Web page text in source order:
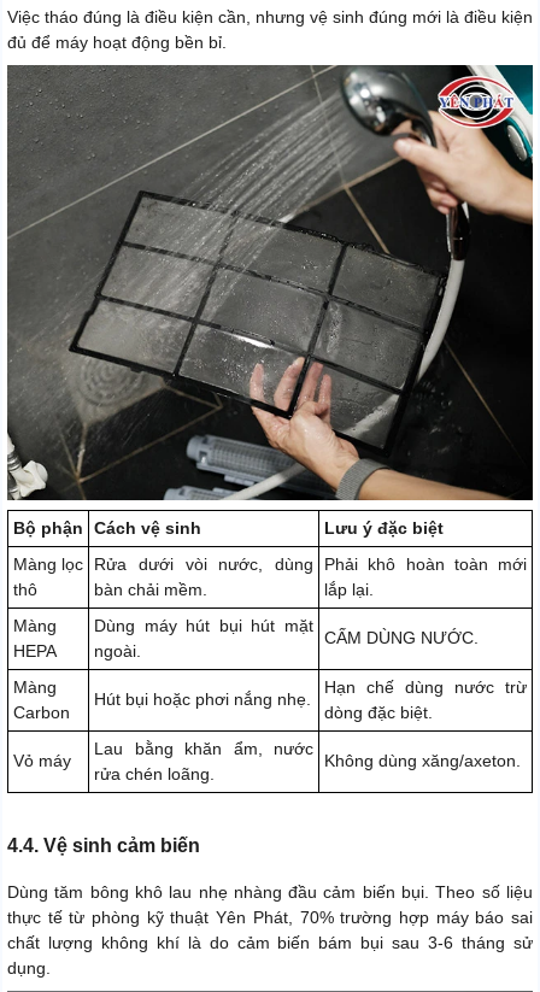
Việc tháo đúng là điều kiện cần, nhưng vệ sinh đúng mới là điều kiện
đủ để máy hoạt động bền bỉ.
Bộ phận Cách vệ sinh
Lưu ý đặc biệt
Màng lọc
thô
Rửa dưới vòi nước, dùng
bàn chải mềm.
Phải khô hoàn toàn mới
lắp lại.
Màng
HEPA
Dùng máy hút bụi hút mặt
ngoài.
CẤM DÙNG NƯỚC.
Màng
Carbon
Hút bụi hoặc phơi nắng nhẹ.
Hạn chế dùng nước trừ
dòng đặc biệt.
Vỏ máy
Lau bằng khăn ẩm, nước
rửa chén loãng.
Không dùng xăng/axeton.
4.4. Vệ sinh cảm biến
Dùng tăm bông khô lau nhẹ nhàng đầu cảm biến bụi. Theo số liệu
thực tế từ phòng kỹ thuật Yên Phát, 70% trường hợp máy báo sai
chất lượng không khí là do cảm biến bám bụi sau 3-6 tháng sử
dụng.